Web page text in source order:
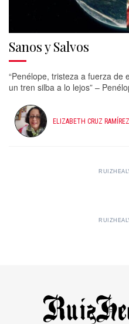
Sanos y Salvos
“Penélope, tristeza a fuerza de
un tren silba a lo lejos” –
ELIZABETH CRUZ RAMÍREZ